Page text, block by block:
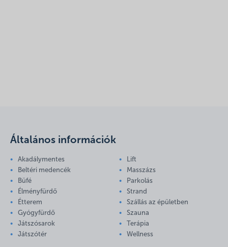
Általános információk
Akadálymentes
Beltéri medencék
Büfé
Élményfürdő
Étterem
Gyógyfürdő
Játszósarok
Játszótér
Lift
Masszázs
Parkolás
Strand
Szállás az épületben
Szauna
Terápia
Wellness